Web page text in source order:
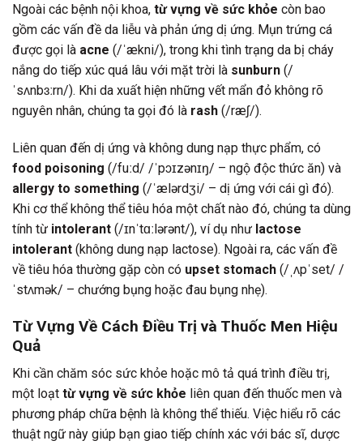
Ngoài các bệnh nội khoa, từ vựng về sức khỏe còn bao
gồm các vấn đề da liễu và phản ứng dị ứng. Mụn trứng cá
được gọi là acne (/ˈækni/), trong khi tình trạng da bị cháy
nắng do tiếp xúc quá lâu với mặt trời là sunburn (/
ˈsʌnbɜːrn/). Khi da xuất hiện những vết mẩn đỏ không rõ
nguyên nhân, chúng ta gọi đó là rash (/ræʃ/).
Liên quan đến dị ứng và không dung nạp thực phẩm, có
food poisoning (/fuːd/ /ˈpɔɪzənɪŋ/ – ngộ độc thức ăn) và
allergy to something (/ˈælərdʒi/ – dị ứng với cái gì đó).
Khi cơ thể không thể tiêu hóa một chất nào đó, chúng ta dùng
tính từ intolerant (/ɪnˈtɑːlərənt/), ví dụ như lactose
intolerant (không dung nạp lactose). Ngoài ra, các vấn đề
về tiêu hóa thường gặp còn có upset stomach (/ˌʌpˈset/ /
ˈstʌmək/ – chướng bụng hoặc đau bụng nhẹ).
Từ Vựng Về Cách Điều Trị và Thuốc Men Hiệu
Quả
Khi cần chăm sóc sức khỏe hoặc mô tả quá trình điều trị,
một loạt từ vựng về sức khỏe liên quan đến thuốc men và
phương pháp chữa bệnh là không thể thiếu. Việc hiểu rõ các
thuật ngữ này giúp bạn giao tiếp chính xác với bác sĩ, dược